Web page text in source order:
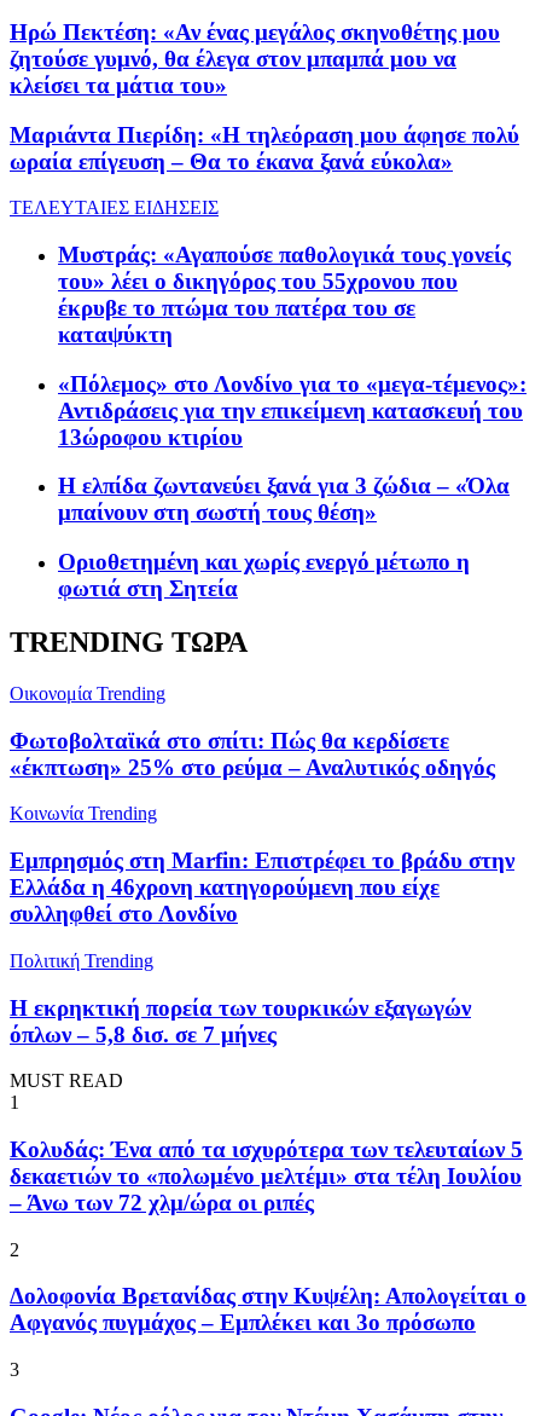
Ηρώ Πεκτέση: «Αν ένας μεγάλος σκηνοθέτης μου
ζητούσε γυμνό, θα έλεγα στον μπαμπά μου να
κλείσει τα μάτια του»
Μαριάντα Πιερίδη: «Η τηλεόραση μου άφησε πολύ
ωραία επίγευση – Θα το έκανα ξανά εύκολα»
ΤΕΛΕΥΤΑΙΕΣ ΕΙΔΗΣΕΙΣ
Μυστράς: «Αγαπούσε παθολογικά τους γονείς
του» λέει ο δικηγόρος του 55χρονου που
έκρυβε το πτώμα του πατέρα του σε
καταψύκτη
«Πόλεμος» στο Λονδίνο για το «μεγα-τέμενος»:
Αντιδράσεις για την επικείμενη κατασκευή του
13ώροφου κτιρίου
Η ελπίδα ζωντανεύει ξανά για 3 ζώδια – «Όλα
μπαίνουν στη σωστή τους θέση»
Οριοθετημένη και χωρίς ενεργό μέτωπο η
φωτιά στη Σητεία
TRENDING ΤΩΡΑ
Oικονομία Trending
Φωτοβολταϊκά στο σπίτι: Πώς θα κερδίσετε
«έκπτωση» 25% στο ρεύμα – Αναλυτικός οδηγός
Κοινωνία Trending
Εμπρησμός στη Marfin: Επιστρέφει το βράδυ στην
Ελλάδα η 46χρονη κατηγορούμενη που είχε
συλληφθεί στο Λονδίνο
Πολιτική Trending
Η εκρηκτική πορεία των τουρκικών εξαγωγών
όπλων – 5,8 δισ. σε 7 μήνες
MUST READ
1
Κολυδάς: Ένα από τα ισχυρότερα των τελευταίων 5
δεκαετιών το «πολωμένο μελτέμι» στα τέλη Ιουλίου
– Άνω των 72 χλμ/ώρα οι ριπές
2
Δολοφονία Βρετανίδας στην Κυψέλη: Απολογείται ο
Αφγανός πυγμάχος – Εμπλέκει και 3ο πρόσωπο
3